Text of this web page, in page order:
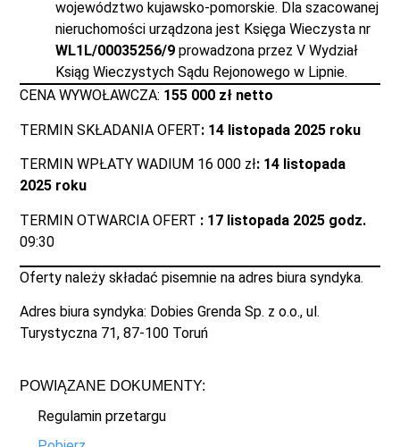
województwo kujawsko-pomorskie. Dla szacowanej
nieruchomości urządzona jest Księga Wieczysta nr
WL1L/00035256/9prowadzona przez V Wydział
Ksiąg Wieczystych Sądu Rejonowego w Lipnie.
CENA WYWOŁAWCZA: 155 000 zł netto
TERMIN SKŁADANIA OFERT: 14 listopada 2025 roku
TERMIN WPŁATY WADIUM 16 000 zł: 14 listopada
2025 roku
TERMIN OTWARCIA OFERT : 17 listopada 2025 godz.
09:30
Oferty należy składać pisemnie na adres biura syndyka.
Adres biura syndyka: Dobies Grenda Sp. z o.o., ul.
Turystyczna 71, 87-100 Toruń
POWIĄZANE DOKUMENTY:
Regulamin przetargu